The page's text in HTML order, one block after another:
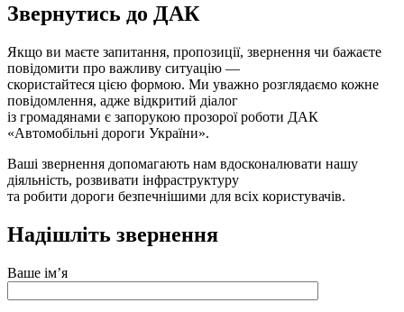
Звернутись до ДАК
Якщо ви маєте запитання, пропозиції, звернення чи бажаєте
повідомити про важливу ситуацію —
скористайтеся цією формою. Ми уважно розглядаємо кожне
повідомлення, адже відкритий діалог
із громадянами є запорукою прозорої роботи ДАК
«Автомобільні дороги України».
Ваші звернення допомагають нам вдосконалювати нашу
діяльність, розвивати інфраструктуру
та робити дороги безпечнішими для всіх користувачів.
Надішліть звернення
Ваше ім’я